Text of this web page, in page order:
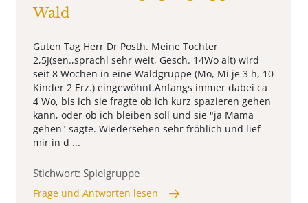
Wald
Guten Tag Herr Dr Posth. Meine Tochter
2,5J(sen.,sprachl sehr weit, Gesch. 14Wo alt) wird
seit 8 Wochen in eine Waldgruppe (Mo, Mi je 3 h, 10
Kinder 2 Erz.) eingewöhnt.Anfangs immer dabei ca
4 Wo, bis ich sie fragte ob ich kurz spazieren gehen
kann, oder ob ich bleiben soll und sie "ja Mama
gehen" sagte. Wiedersehen sehr fröhlich und lief
mir in d ...
Stichwort: Spielgruppe
Frage und Antworten lesen